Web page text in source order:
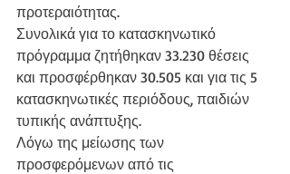
προτεραιότητας.
Συνολικά για το κατασκηνωτικό
πρόγραμμα ζητήθηκαν 33.230 θέσεις
και προσφέρθηκαν 30.505 και για τις 5
κατασκηνωτικές περιόδους, παιδιών
τυπικής ανάπτυξης.
Λόγω της μείωσης των
προσφερόμενων από τις